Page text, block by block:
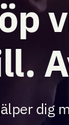
dig